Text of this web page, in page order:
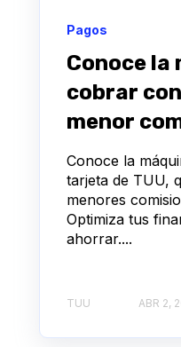
Pagos
Conoce la
cobrar
menor
Conoce la
tarjeta de TUU,
menores
Optimiza tus
ahorrar....
TUU ABR 2,